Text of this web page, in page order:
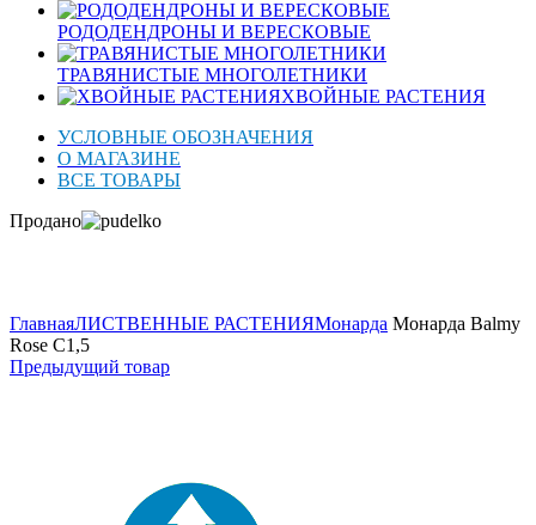
РОДОДЕНДРОНЫ И ВЕРЕСКОВЫЕ
ТРАВЯНИСТЫЕ МНОГОЛЕТНИКИ
ХВОЙНЫЕ РАСТЕНИЯ
УСЛОВНЫЕ ОБОЗНАЧЕНИЯ
О МАГАЗИНЕ
ВСЕ ТОВАРЫ
Продано
ГлавнаяЛИСТВЕННЫЕ РАСТЕНИЯМонарда Монарда Balmy
Rose C1,5
Предыдущий товар